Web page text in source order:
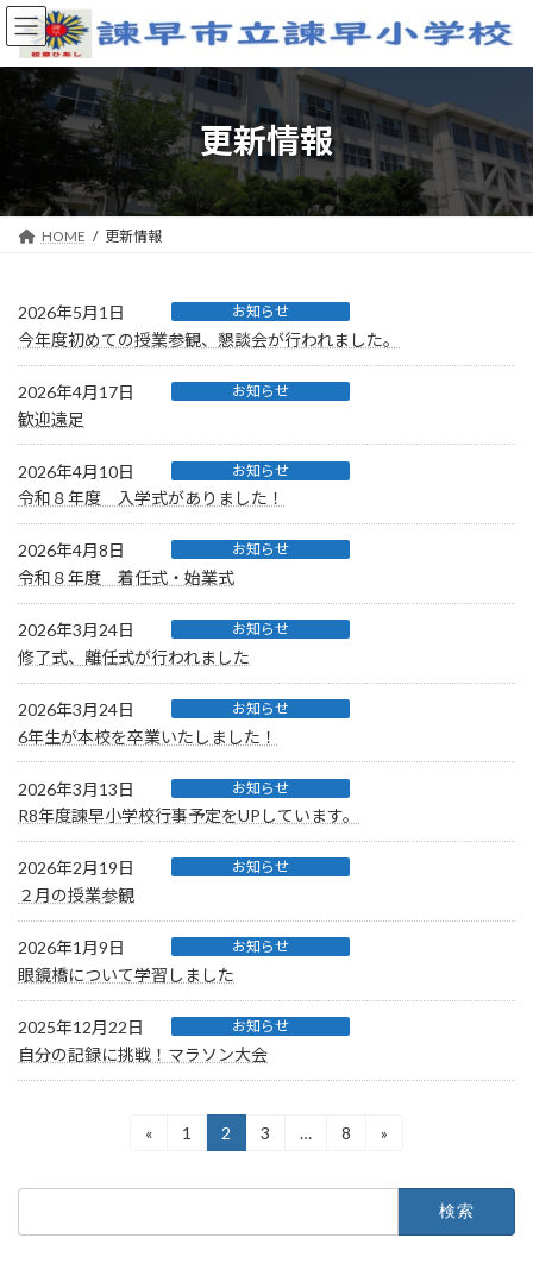
コ
ン
ツ
ッ
ナ
ビ
シ
移
更新情報
HOME 更新情報
2026年5月1日 お知らせ
今年度初めての授業参観、懇談会が行われました。
2026年4月17日 お知らせ
歓迎遠足
2026年4月10日 お知らせ
令和８年度 入学式がありました！
2026年4月8日 お知らせ
令和８年度 着任式・始業式
2026年3月24日 お知らせ
修了式、離任式が行われました
2026年3月24日 お知らせ
6年生が本校を卒業いたしました！
2026年3月13日 お知らせ
R8年度諫早小学校行事予定をUPしています。
2026年2月19日 お知らせ
２月の授業参観
2026年1月9日 お知らせ
眼鏡橋について学習しました
2025年12月22日 お知らせ
自分の記録に挑戦！マラソン大会
«
固
1
固
定
2
固
3 …
固
8 »